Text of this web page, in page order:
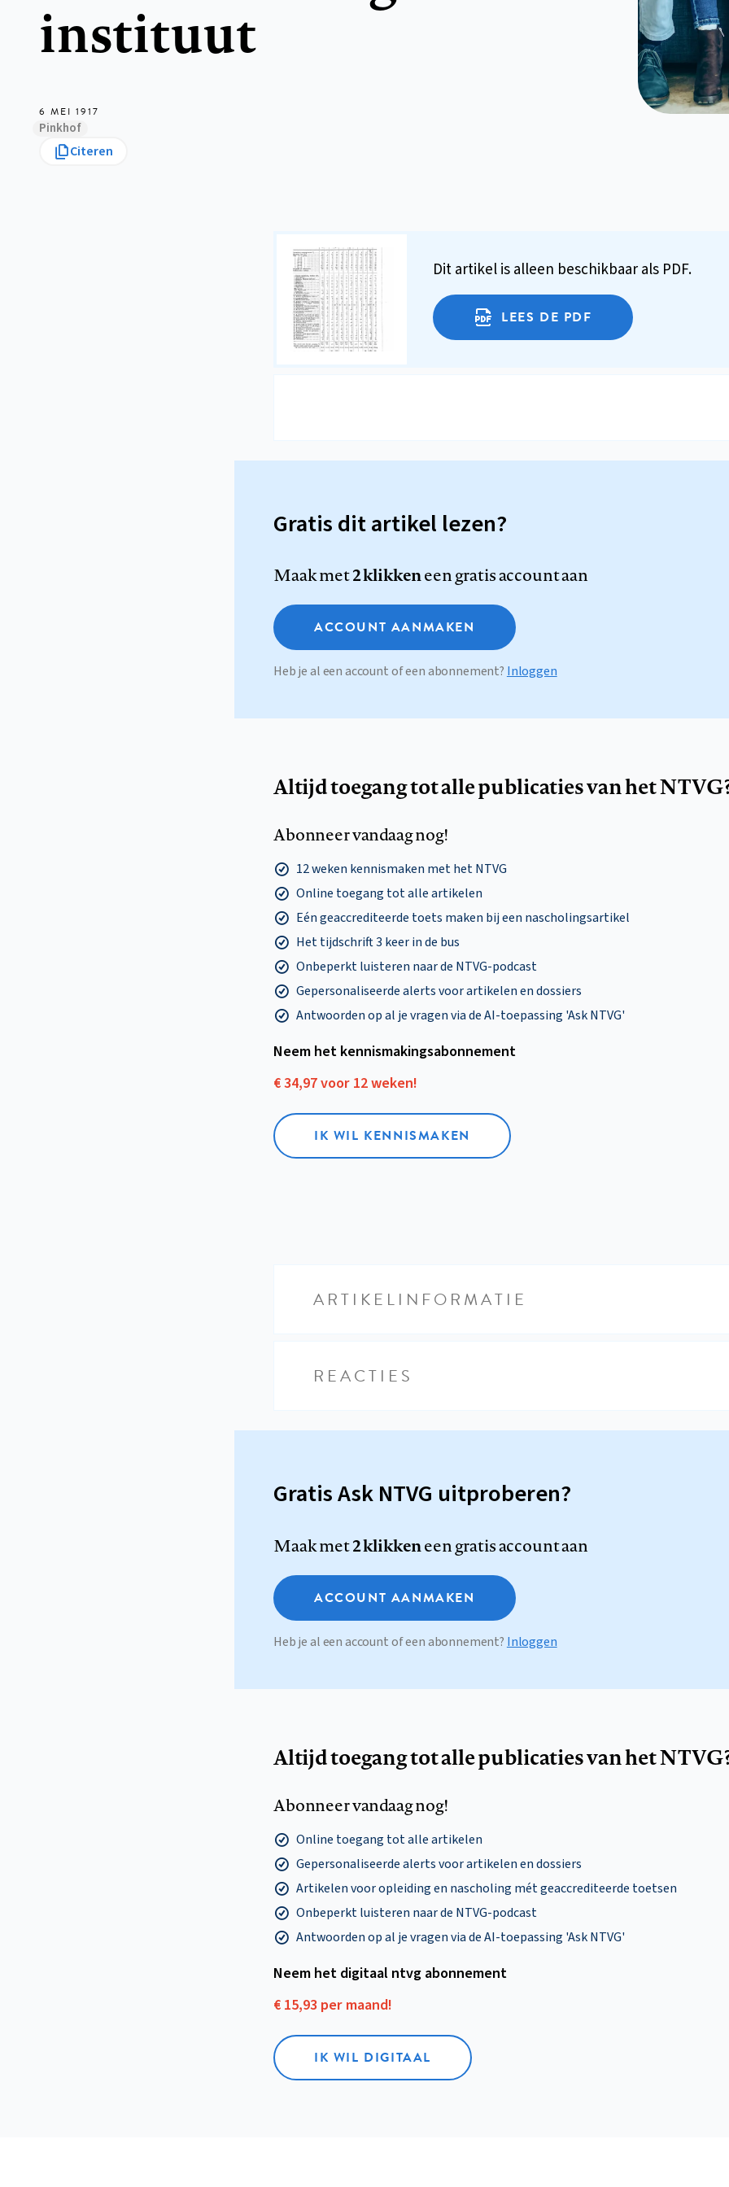
instituut
6 MEI 1917
Pinkhof
Citeren
Dit artikel is alleen beschikbaar als PDF.
LEES DE PDF
Gratis dit artikel lezen?
Maak met2 klikkeneen gratis account aan
ACCOUNT AANMAKEN
Heb je al een account of een abonnement? Inloggen
Altijd toegang tot alle publicaties van het
Abonneer vandaag nog!
12 weken kennismaken met het NTVG
Online toegang tot alle artikelen
Eén geaccrediteerde toets maken bij een nascholingsartikel
Het tijdschrift 3 keer in de bus
Onbeperkt luisteren naar de NTVG-podcast
Gepersonaliseerde alerts voor artikelen en dossiers
Antwoorden op al je vragen via de AI-toepassing 'Ask NTVG'
Neem het kennismakings­abonnement
€ 34,97 voor 12 weken!
IK WIL KENNISMAKEN
ARTIKELINFORMATIE
REACTIES
Gratis Ask NTVG uitproberen?
Maak met2 klikkeneen gratis account aan
ACCOUNT AANMAKEN
Heb je al een account of een abonnement? Inloggen
Altijd toegang tot alle publicaties van het
Abonneer vandaag nog!
Online toegang tot alle artikelen
Gepersonaliseerde alerts voor artikelen en dossiers
Artikelen voor opleiding en nascholing mét geaccrediteerde toetsen
Onbeperkt luisteren naar de NTVG-podcast
Antwoorden op al je vragen via de AI-toepassing 'Ask NTVG'
Neem het digitaal ntvg abonnement
€ 15,93 per maand!
IK WIL DIGITAAL